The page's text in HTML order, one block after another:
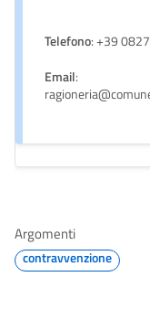
Telefono: +39
Email:
Argomenti
contravvenzione